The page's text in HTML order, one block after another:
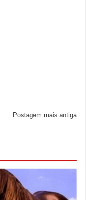
Postagem mais antiga